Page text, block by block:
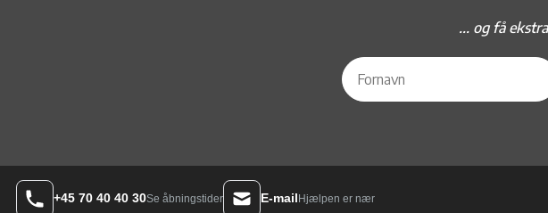
... og få
+45 70 40 40 30Se åbningstider E-mailHjælpen er nær